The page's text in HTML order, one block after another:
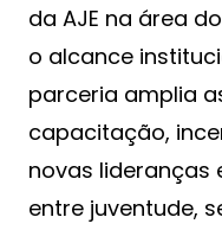
da AJE na área
o alcance
parceria amplia
capacitação,
novas lideranças
entre juventude,